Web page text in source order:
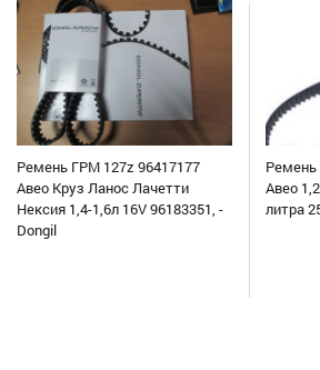
Ремень ГРМ 127z 96417177
Авео Круз Ланос Лачетти
Нексия 1,4-1,6л 16V 96183351, -
Dongil
Ремень
Авео
литра